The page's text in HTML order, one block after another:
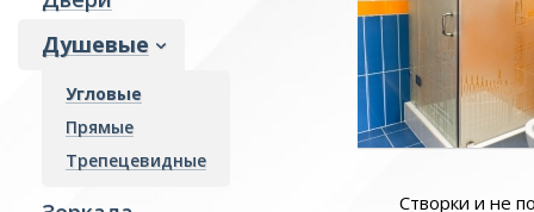
Отделка интерьера
Душевые
Угловые
Прямые
Трепецевидные
Створки и не